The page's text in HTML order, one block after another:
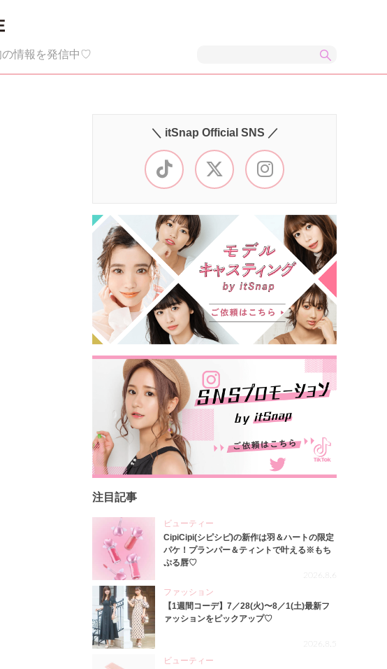
の情報を発信中♡
＼ itSnap Official SNS ／
注目記事
ビューティー
CipiCipi(シピシピ)の新作は羽＆ハートの限定
パケ！プランパー＆ティントで叶える※もち
ぷる唇♡
2026.8.6
ファッション
【1週間コーデ】7／28(火)〜8／1(土)最新フ
ァッションをピックアップ♡
2026.8.5
ビューティー